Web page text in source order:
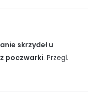
skrzydeł u
poczwarki.Przegl.